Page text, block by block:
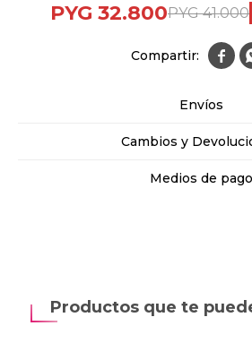
PYG 32.800PYG 41.000

Envíos
Cambios y
Medios de pago
Productos que te